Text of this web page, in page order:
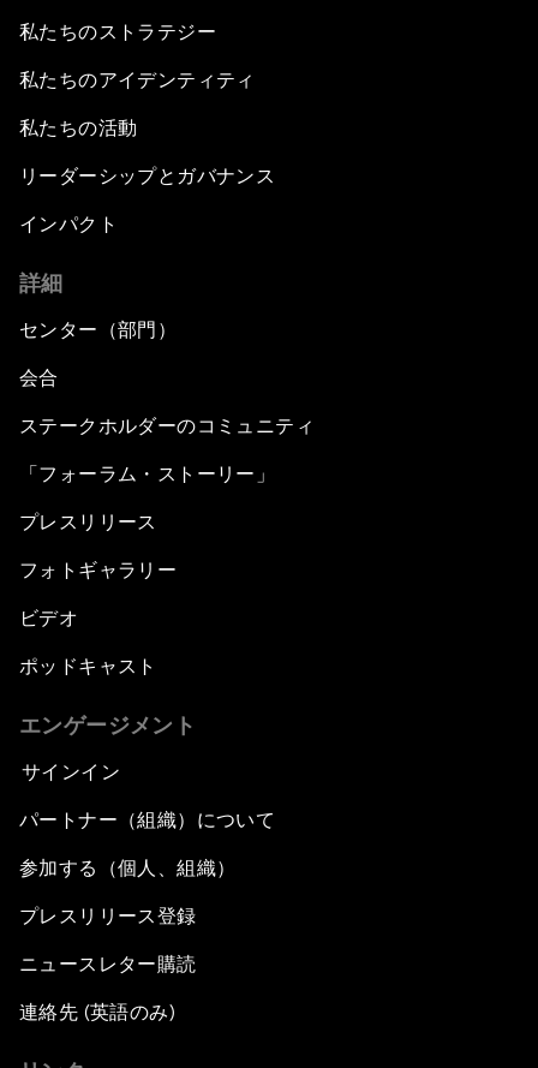
私たちのストラテジー
私たちのアイデンティティ
私たちの活動
リーダーシップとガバナンス
インパクト
詳細
センター（部門）
会合
ステークホルダーのコミュニティ
「フォーラム・ストーリー」
プレスリリース
フォトギャラリー
ビデオ
ポッドキャスト
エンゲージメント
サインイン
パートナー（組織）について
参加する（個人、組織）
プレスリリース登録
ニュースレター購読
連絡先 (英語のみ)